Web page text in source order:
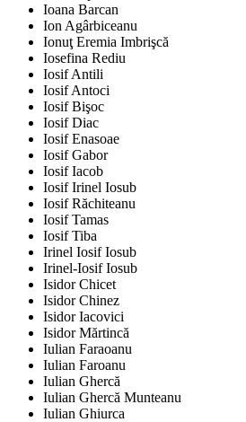
Ioana Barcan
Ion Agârbiceanu
Ionuţ Eremia Imbrişcă
Iosefina Rediu
Iosif Antili
Iosif Antoci
Iosif Bişoc
Iosif Diac
Iosif Enasoae
Iosif Gabor
Iosif Iacob
Iosif Irinel Iosub
Iosif Răchiteanu
Iosif Tamas
Iosif Tiba
Irinel Iosif Iosub
Irinel-Iosif Iosub
Isidor Chicet
Isidor Chinez
Isidor Iacovici
Isidor Mărtincă
Iulian Faraoanu
Iulian Faroanu
Iulian Ghercă
Iulian Ghercă Munteanu
Iulian Ghiurca